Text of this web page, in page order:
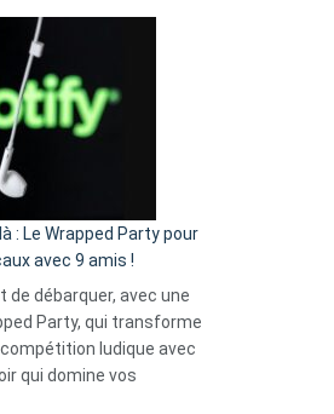
: Le Wrapped Party pour
avec 9 amis !
de débarquer, avec une
Party, qui transforme
ludique avec
qui domine vos